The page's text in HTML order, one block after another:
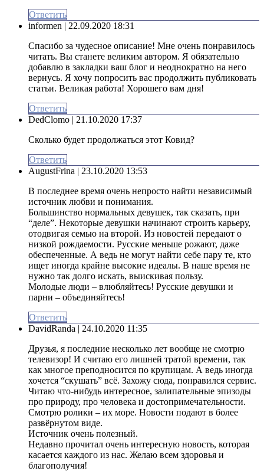
Ответить
informen | 22.09.2020 18:31
Спасибо за чудесное описание! Мне очень понравилось
читать. Вы станете великим автором. Я обязательно
добавлю в закладки ваш блог и неоднократно на него
вернусь. Я хочу попросить вас продолжить публиковать
статьи. Великая работа! Хорошего вам дня!
Ответить
DedClomo | 21.10.2020 17:37
Сколько будет продолжаться этот Ковид?
Ответить
AugustFrina | 23.10.2020 13:53
В последнее время очень непросто найти независимый
источник любви и понимания.
Большинство нормальных девушек, так сказать, при
“деле”. Некоторые девушки начинают строить карьеру,
отодвигая семью на второй. Из новостей передают о
низкой рождаемости. Русские меньше рожают, даже
обеспеченные. А ведь не могут найти себе пару те, кто
ищет иногда крайне высокие идеалы. В наше время не
нужно так долго искать, выискивая пользу.
Молодые люди – влюбляйтесь! Русские девушки и
парни – объединяйтесь!
Ответить
DavidRanda | 24.10.2020 11:35
Друзья, я последние несколько лет вообще не смотрю
телевизор! И считаю его лишней тратой времени, так
как многое преподносится по крупицам. А ведь иногда
хочется “скушать” всё. Захожу сюда, понравился сервис.
Читаю что-нибудь интересное, залипательные эпизоды
про природу, про человека и достопримечательности.
Смотрю ролики – их море. Новости подают в более
развёрнутом виде.
Источник очень полезный.
Недавно прочитал очень интересную новость, которая
касается каждого из нас. Желаю всем здоровья и
благополучия!